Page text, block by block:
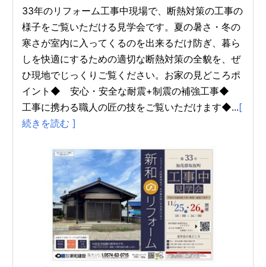
33年のリフォーム工事中現場で、断熱対策の工事の
様子をご覧いただける見学会です。夏の暑さ・冬の
寒さが室内に入ってくるのを出来るだけ防ぎ、暮ら
しを快適にするための適切な断熱対策の全貌を、ぜ
ひ現地でじっくりご覧ください。お家の見どころポ
イント◆ 安心・安全な耐震+制震の補強工事◆
工事に携わる職人の匠の技をご覧いただけます◆...[
続きを読む ]